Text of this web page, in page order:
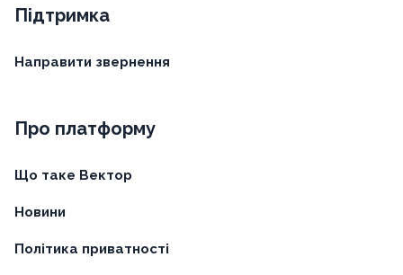
Підтримка
Направити звернення
Про платформу
Що таке Вектор
Новини
Політика приватності